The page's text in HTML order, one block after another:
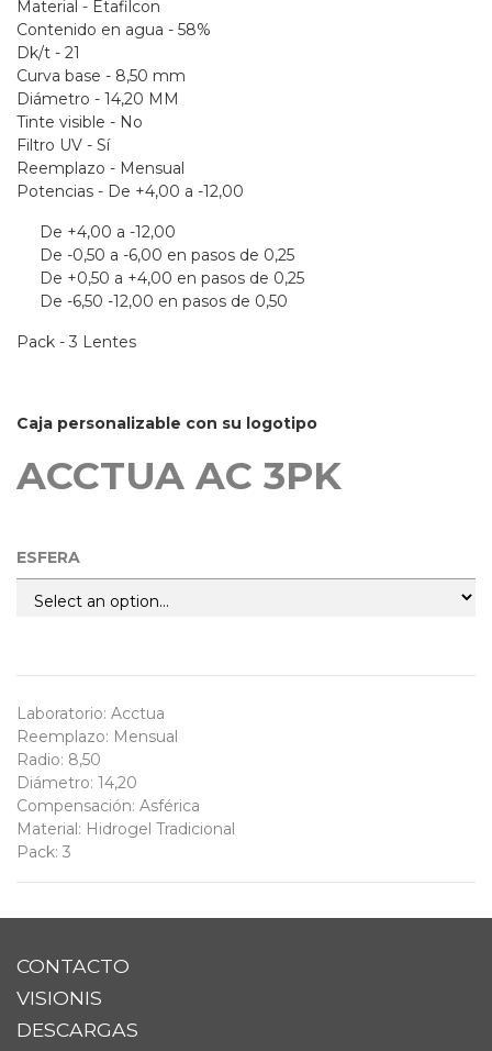
Material - Etafilcon
Contenido en agua - 58%
Dk/t - 21
Curva base - 8,50 mm
Diámetro - 14,20 MM
Tinte visible - No
Filtro UV - Sí
Reemplazo - Mensual
Potencias - De +4,00 a -12,00
De +4,00 a -12,00
De -0,50 a -6,00 en pasos de 0,25
De +0,50 a +4,00 en pasos de 0,25
De -6,50 -12,00 en pasos de 0,50
Pack - 3 Lentes
Caja personalizable con su logotipo
ACCTUA AC 3PK
ESFERA
Laboratorio: Acctua
Reemplazo: Mensual
Radio: 8,50
Diámetro: 14,20
Compensación: Asférica
Material : Hidrogel Tradicional
Pack: 3
CONTACTO
VISIONIS
DESCARGAS